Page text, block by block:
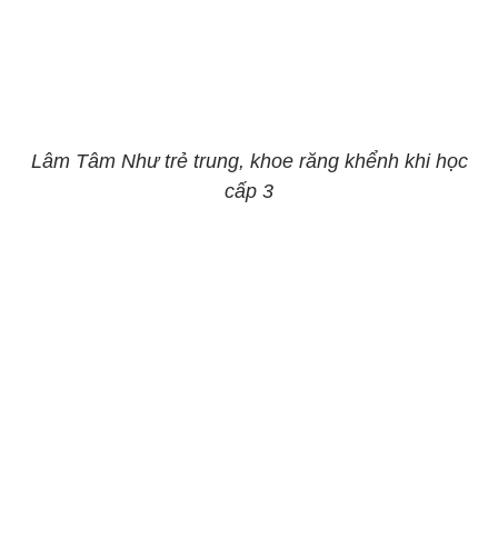
Lâm Tâm Như trẻ trung, khoe răng khểnh khi học
cấp 3